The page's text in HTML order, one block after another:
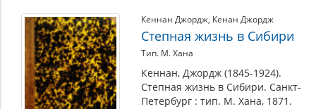
Кеннан Джордж, Кенан Джордж
Степная жизнь в Сибири
Тип. М. Хана
Кеннан, Джордж (1845-1924).
Степная жизнь в Сибири. Санкт-
Петербург : тип. М. Хана, 1871.